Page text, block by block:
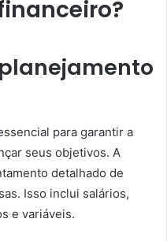
para garantir a
seus objetivos. A
detalhado de
Isso inclui salários,
e variáveis.